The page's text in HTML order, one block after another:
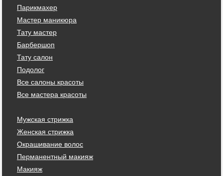
Парикмахер
Мастер маникюра
Тату мастер
Барбершоп
Тату салон
Подолог
Все салоны красоты
Все мастера красоты
Мужская стрижка
Женская стрижка
Окрашивание волос
Перманентный макияж
Макияж